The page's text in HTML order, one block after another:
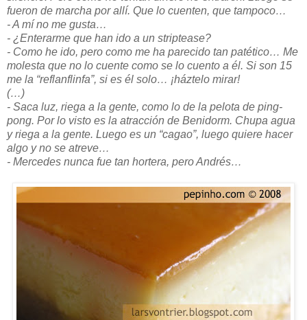
fueron de marcha por allí. Que lo cuenten, que tampoco…
- A mí no me gusta…
- ¿Enterarme que han ido a un striptease?
- Como he ido, pero como me ha parecido tan patético… Me
molesta que no lo cuente como se lo cuento a él. Si son 15
me la “reflanflinfa”, si es él solo… ¡háztelo mirar!
(…)
- Saca luz, riega a la gente, como lo de la pelota de ping-
pong. Por lo visto es la atracción de Benidorm. Chupa agua
y riega a la gente. Luego es un “cagao”, luego quiere hacer
algo y no se atreve…
- Mercedes nunca fue tan hortera, pero Andrés…